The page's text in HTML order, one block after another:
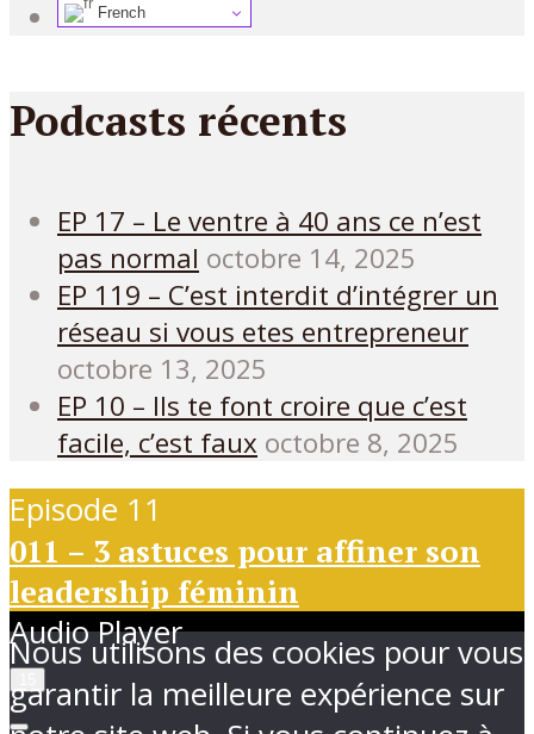
French
Podcasts récents
EP 17 – Le ventre à 40 ans ce n’est
pas normal octobre 14, 2025
EP 119 – C’est interdit d’intégrer un
réseau si vous etes entrepreneur
octobre 13, 2025
EP 10 – Ils te font croire que c’est
facile, c’est faux octobre 8, 2025
Episode 11
011 – 3 astuces pour affiner son
leadership féminin
Audio Player
Nous utilisons des cookies pour vous
garantir la meilleure expérience sur